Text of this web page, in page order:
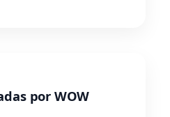
por WOW